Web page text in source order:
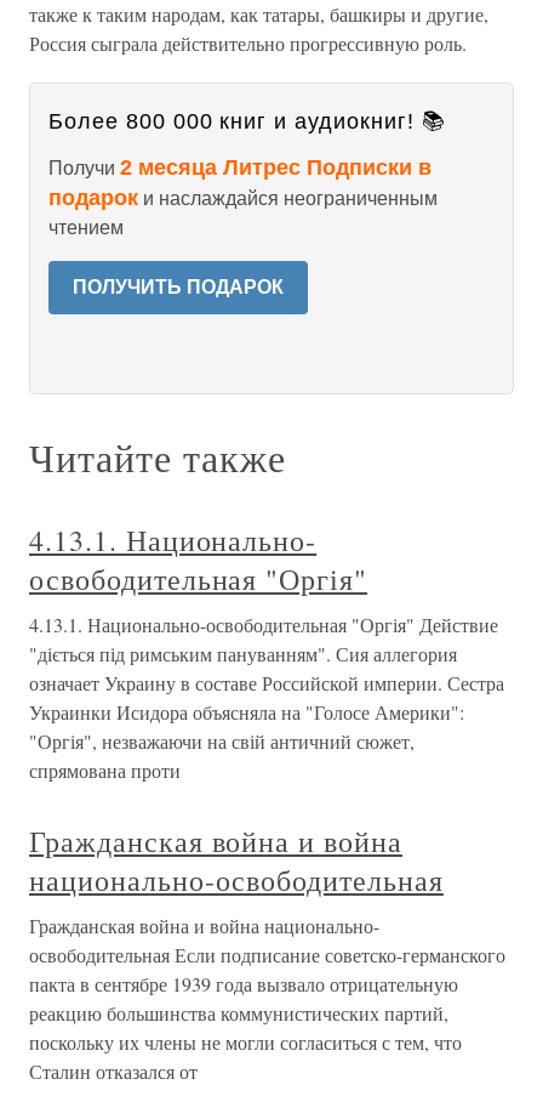
также к таким народам, как татары, башкиры и другие,
Россия сыграла действительно прогрессивную роль.
Более 800 000 книг и аудиокниг! 📚
Получи 2 месяца Литрес Подписки в
подарок и наслаждайся неограниченным
чтением
ПОЛУЧИТЬ ПОДАРОК
Читайте также
4.13.1. Национально-
освободительная "Оргія"
4.13.1. Национально-освободительная "Оргія" Действие
"діється під римським пануванням". Сия аллегория
означает Украину в составе Российской империи. Сестра
Украинки Исидора объясняла на "Голосе Америки":
"Оргія", незважаючи на свій античний сюжет,
спрямована проти
Гражданская война и война
национально-освободительная
Гражданская война и война национально-
освободительная Если подписание советско-германского
пакта в сентябре 1939 года вызвало отрицательную
реакцию большинства коммунистических партий,
поскольку их члены не могли согласиться с тем, что
Сталин отказался от